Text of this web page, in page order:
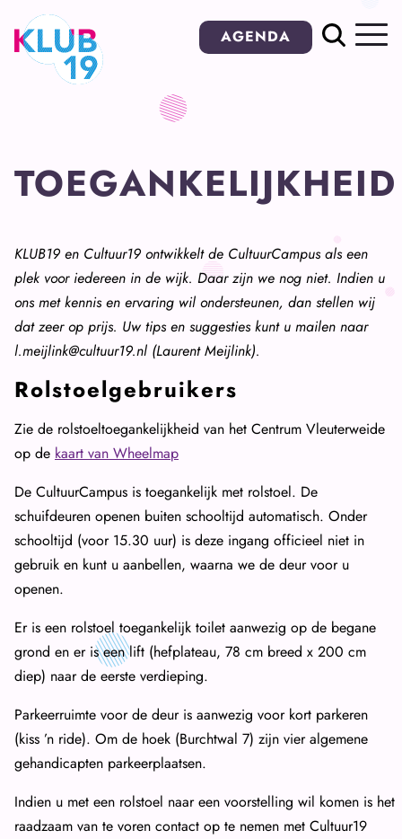
Ga
naar
inhoud
AGENDA
TOEGANKELIJKHEID
KLUB19 en Cultuur19 ontwikkelt de CultuurCampus als een
plek voor iedereen in de wijk. Daar zijn we nog niet. Indien u
ons met kennis en ervaring wil ondersteunen, dan stellen wij
dat zeer op prijs. Uw tips en suggesties kunt u mailen naar
l.meijlink@cultuur19.nl (Laurent Meijlink).
Rolstoelgebruikers
Zie de rolstoeltoegankelijkheid van het Centrum Vleuterweide
op de kaart van Wheelmap
De CultuurCampus is toegankelijk met rolstoel. De
schuifdeuren openen buiten schooltijd automatisch. Onder
schooltijd (voor 15.30 uur) is deze ingang officieel niet in
gebruik en kunt u aanbellen, waarna we de deur voor u
openen.
Er is een rolstoel toegankelijk toilet aanwezig op de begane
grond en er is een lift (hefplateau, 78 cm breed x 200 cm
diep) naar de eerste verdieping.
Parkeerruimte voor de deur is aanwezig voor kort parkeren
(kiss ’n ride). Om de hoek (Burchtwal 7) zijn vier algemene
gehandicapten parkeerplaatsen.
Indien u met een rolstoel naar een voorstelling wil komen is het
raadzaam van te voren contact op te nemen met Cultuur19